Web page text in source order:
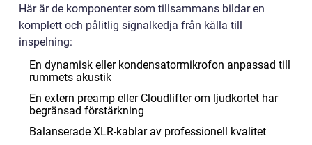
Här är de komponenter som tillsammans bildar en
komplett och pålitlig signalkedja från källa till
inspelning:
En dynamisk eller kondensatormikrofon anpassad till
rummets akustik
En extern preamp eller Cloudlifter om ljudkortet har
begränsad förstärkning
Balanserade XLR-kablar av professionell kvalitet